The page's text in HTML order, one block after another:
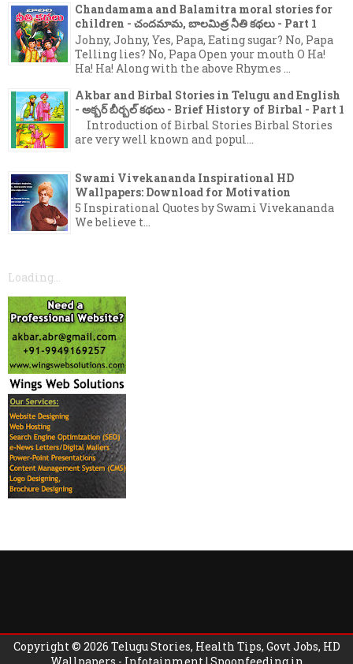
Chandamama and Balamitra moral stories for
children - చందమామ, బాలమిత్ర నీతి కథలు - Part 1
Johny, Johny, Yes, Papa, Eating sugar? No, Papa
Telling lies? No, Papa Open your mouth O Ha!
Ha! Ha! Along with the above Rhymes ...
Akbar and Birbal Stories in Telugu and English
- అక్బర్ బీర్బల్ కథలు - Brief History of Birbal - Part 1
Introduction of Birbal Stories Birbal Stories
are very well known and popul...
Swami Vivekananda Inspirational HD
Wallpapers: Download for Motivation
5 Inspirational Quotes by Swami Vivekananda
We believe t...
Loading...
Copyright © 2026 Telugu Stories, Health Tips, Govt Jobs, HD
Wallpapers - Infotainment | Spoonfeeding.in